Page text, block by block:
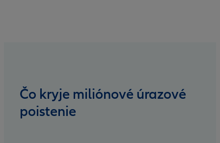
Čo kryje miliónové úrazové
poistenie